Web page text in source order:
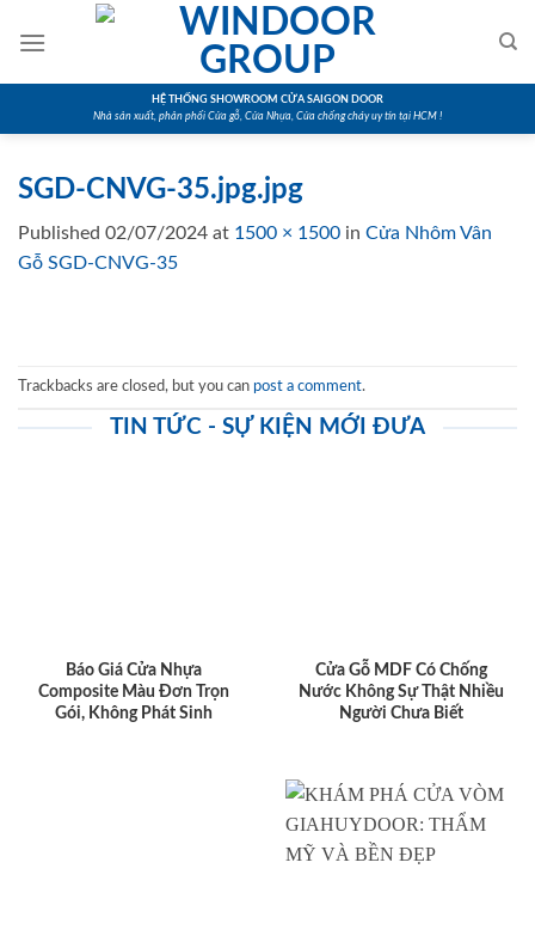
HỆ THỐNG SHOWROOM CỬA SAIGON DOOR
Nhà sản xuất, phân phối Cửa gỗ, Cửa Nhựa, Cửa chống cháy uy tín tại HCM !
SGD-CNVG-35.jpg.jpg
Published 02/07/2024 at 1500 × 1500 in Cửa Nhôm Vân
Gỗ SGD-CNVG-35
Trackbacks are closed, but you can post a comment.
TIN TỨC - SỰ KIỆN MỚI ĐƯA
Báo Giá Cửa Nhựa
Composite Màu Đơn Trọn
Gói, Không Phát Sinh
Cửa Gỗ MDF Có Chống
Nước Không Sự Thật Nhiều
Người Chưa Biết